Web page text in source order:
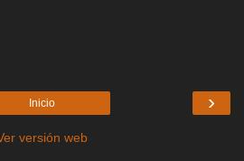
›
Inicio
versión web